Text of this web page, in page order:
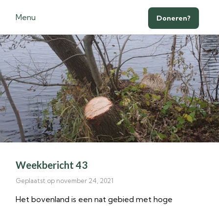
Menu Doneren?
Weekbericht 43
Geplaatst op november 24, 2021
Het bovenland is een nat gebied met hoge